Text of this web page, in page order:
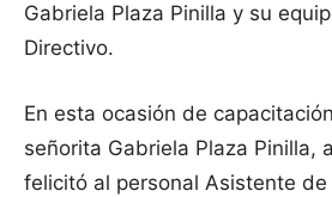
Gabriela Plaza Pinilla y su
Directivo.
En esta ocasión de
señorita Gabriela Plaza Pinilla,
felicitó al personal Asistente